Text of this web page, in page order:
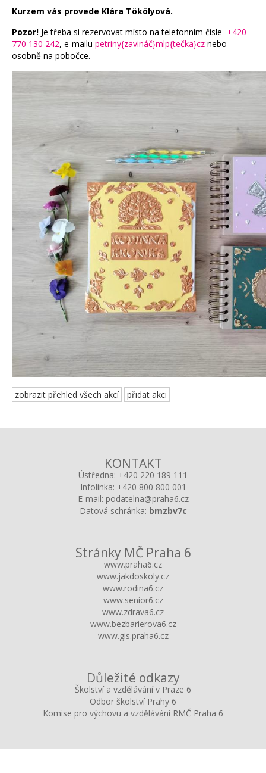
Kurzem vás provede Klára Tökölyová.
Pozor! Je třeba si rezervovat místo na telefonním čísle +420
770 130 242, e-mailu petriny{zavináč}mlp{tečka}cz nebo
osobně na pobočce.
zobrazit přehled všech akcí přidat akci
KONTAKT
Ústředna: +420 220 189 111
Infolinka: +420 800 800 001
E-mail: podatelna@praha6.cz
Datová schránka: bmzbv7c
Stránky MČ Praha 6
www.praha6.cz
www.jakdoskoly.cz
www.rodina6.cz
www.senior6.cz
www.zdrava6.cz
www.bezbarierova6.cz
www.gis.praha6.cz
Důležité odkazy
Školství a vzdělávání v Praze 6
Odbor školství Prahy 6
Komise pro výchovu a vzdělávání RMČ Praha 6